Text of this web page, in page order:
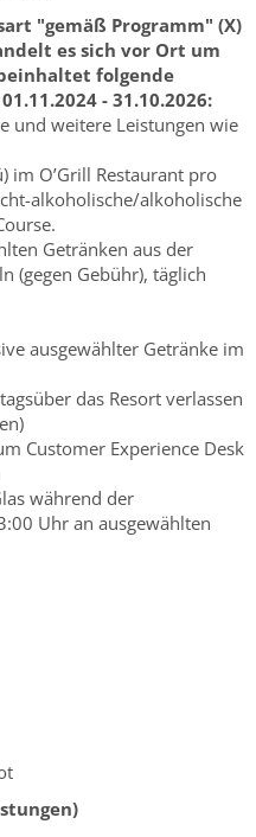
"gemäß Programm" (X)
es sich vor Ort um
folgende
- 31.10.2026:
und weitere Leistungen wie
im O’Grill Restaurant pro
alkoholische/alkoholische
Getränken aus der
(gegen Gebühr), täglich
ausgewählter Getränke im
das Resort verlassen
Customer Experience Desk
während der
Uhr an ausgewählten